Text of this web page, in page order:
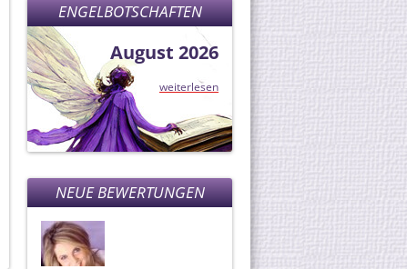
ENGELBOTSCHAFTEN
August 2026
weiterlesen
NEUE BEWERTUNGEN